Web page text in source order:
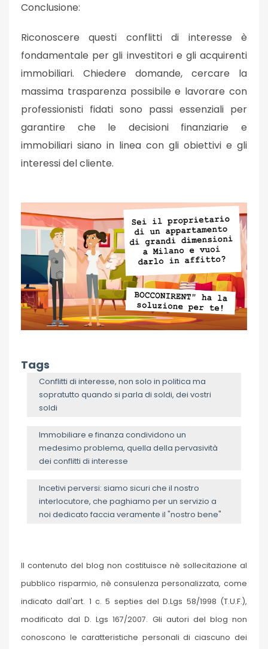
Conclusione:
Riconoscere questi conflitti di interesse è
fondamentale per gli investitori e gli acquirenti
immobiliari. Chiedere domande, cercare la
massima trasparenza possibile e lavorare con
professionisti fidati sono passi essenziali per
garantire che le decisioni finanziarie e
immobiliari siano in linea con gli obiettivi e gli
interessi del cliente.
Tags
Conflitti di interesse, non solo in politica ma
sopratutto quando si parla di soldi, dei vostri
soldi
Immobiliare e finanza condividono un
medesimo problema, quella della pervasività
dei conflitti di interesse
Incetivi perversi: siamo sicuri che il nostro
interlocutore, che paghiamo per un servizio a
noi dedicato faccia veramente il "nostro bene"
Il contenuto del blog non costituisce nè sollecitazione al
pubblico risparmio, nè consulenza personalizzata, come
indicato dall'art. 1 c. 5 septies del D.Lgs 58/1998 (T.U.F.),
modificato dal D. Lgs 167/2007. Gli autori del blog non
conoscono le caratteristiche personali di ciascuno dei